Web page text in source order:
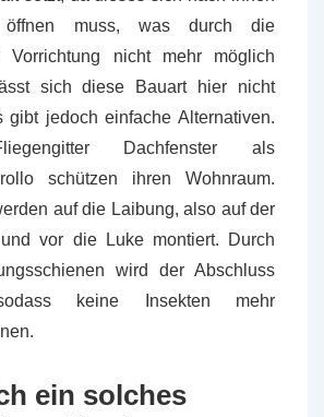
muss, was durch die
Vorrichtung nicht mehr möglich
sich diese Bauart hier nicht
gibt jedoch einfache Alternativen.
Dachfenster als
schützen ihren Wohnraum.
auf die Laibung, also auf der
und vor die Luke montiert. Durch
wird der Abschluss
keine Insekten mehr
ein solches